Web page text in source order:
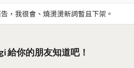
，我很會、燒燙燙新詞暫且下架。
給你的朋友知道吧！